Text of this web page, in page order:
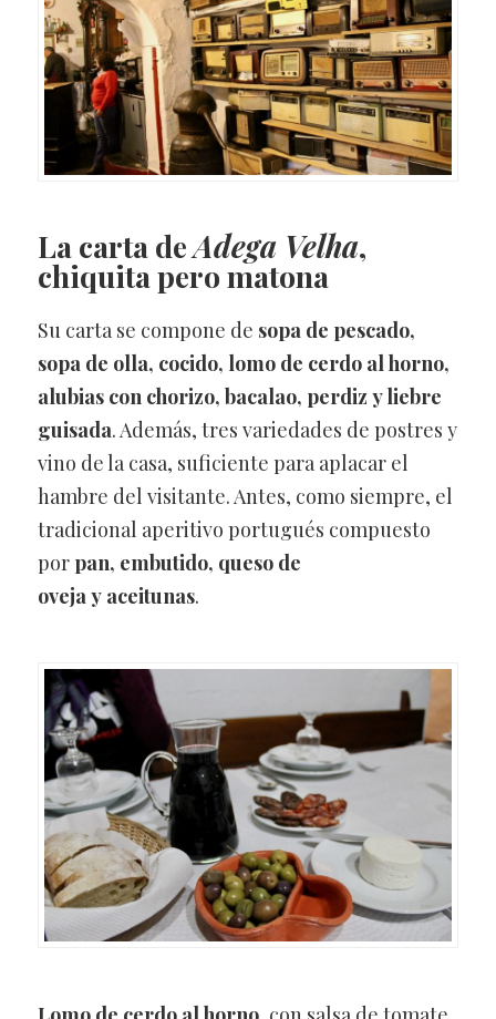
La carta deAdega Velha,
chiquita pero matona
Su carta se compone de sopa de pescado,
sopa de olla, cocido, lomo de cerdo al horno,
alubias con chorizo, bacalao, perdiz y liebre
guisada. Además, tres variedades de postres y
vino de la casa, suficiente para aplacar el
hambre del visitante. Antes, como siempre, el
tradicional aperitivo portugués compuesto
por pan, embutido, queso de
oveja y aceitunas.